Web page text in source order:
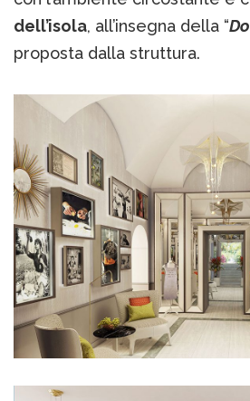
dell’isola, all’insegna della “
proposta dalla struttura.